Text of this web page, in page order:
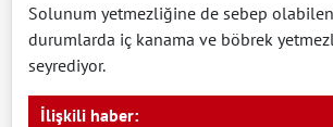
Solunum yetmezliğine de sebep olabilen
durumlarda iç kanama ve böbrek
seyrediyor.
İlişkili haber: